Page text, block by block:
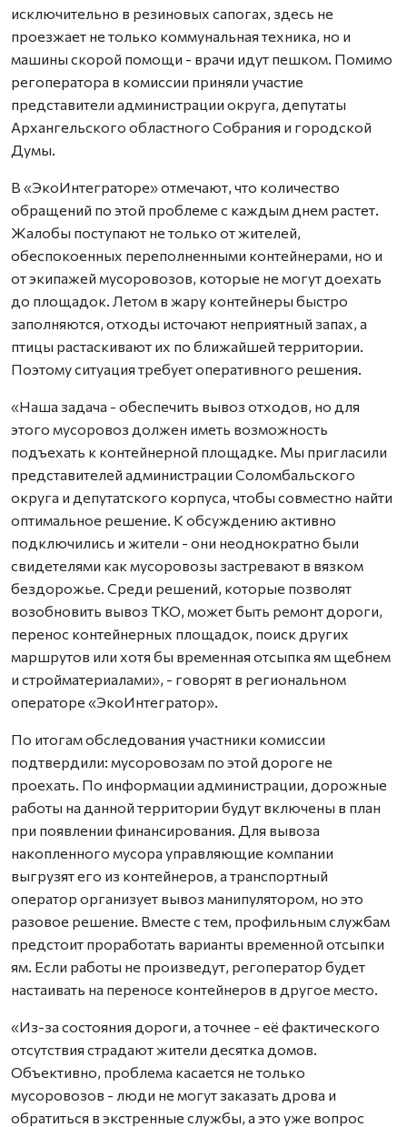
исключительно в резиновых сапогах, здесь не
проезжает не только коммунальная техника, но и
машины скорой помощи - врачи идут пешком. Помимо
регоператора в комиссии приняли участие
представители администрации округа, депутаты
Архангельского областного Собрания и городской
Думы.
В «ЭкоИнтеграторе» отмечают, что количество
обращений по этой проблеме с каждым днем растет.
Жалобы поступают не только от жителей,
обеспокоенных переполненными контейнерами, но и
от экипажей мусоровозов, которые не могут доехать
до площадок. Летом в жару контейнеры быстро
заполняются, отходы источают неприятный запах, а
птицы растаскивают их по ближайшей территории.
Поэтому ситуация требует оперативного решения.
«Наша задача - обеспечить вывоз отходов, но для
этого мусоровоз должен иметь возможность
подъехать к контейнерной площадке. Мы пригласили
представителей администрации Соломбальского
округа и депутатского корпуса, чтобы совместно найти
оптимальное решение. К обсуждению активно
подключились и жители - они неоднократно были
свидетелями как мусоровозы застревают в вязком
бездорожье. Среди решений, которые позволят
возобновить вывоз ТКО, может быть ремонт дороги,
перенос контейнерных площадок, поиск других
маршрутов или хотя бы временная отсыпка ям щебнем
и стройматериалами», - говорят в региональном
операторе «ЭкоИнтегратор».
По итогам обследования участники комиссии
подтвердили: мусоровозам по этой дороге не
проехать. По информации администрации, дорожные
работы на данной территории будут включены в план
при появлении финансирования. Для вывоза
накопленного мусора управляющие компании
выгрузят его из контейнеров, а транспортный
оператор организует вывоз манипулятором, но это
разовое решение. Вместе с тем, профильным службам
предстоит проработать варианты временной отсыпки
ям. Если работы не произведут, регоператор будет
настаивать на переносе контейнеров в другое место.
«Из-за состояния дороги, а точнее - её фактического
отсутствия страдают жители десятка домов.
Объективно, проблема касается не только
мусоровозов - люди не могут заказать дрова и
обратиться в экстренные службы, а это уже вопрос